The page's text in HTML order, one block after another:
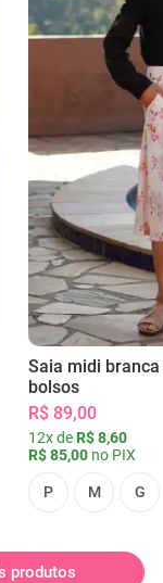
Saia midi
bolsos
R$ 89,00
12x de R$ 8,60
R$ 85,00 no PIX
P M G
produtos